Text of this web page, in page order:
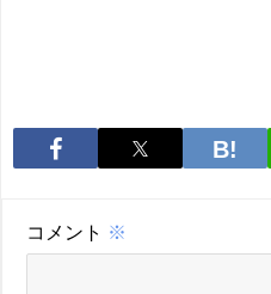
コメント ※